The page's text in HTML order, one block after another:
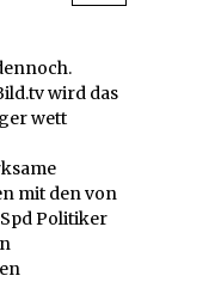
wird das
wett
mit den von
Politiker